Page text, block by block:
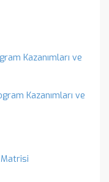
Kazanımları ve
Kazanımları ve
Matrisi